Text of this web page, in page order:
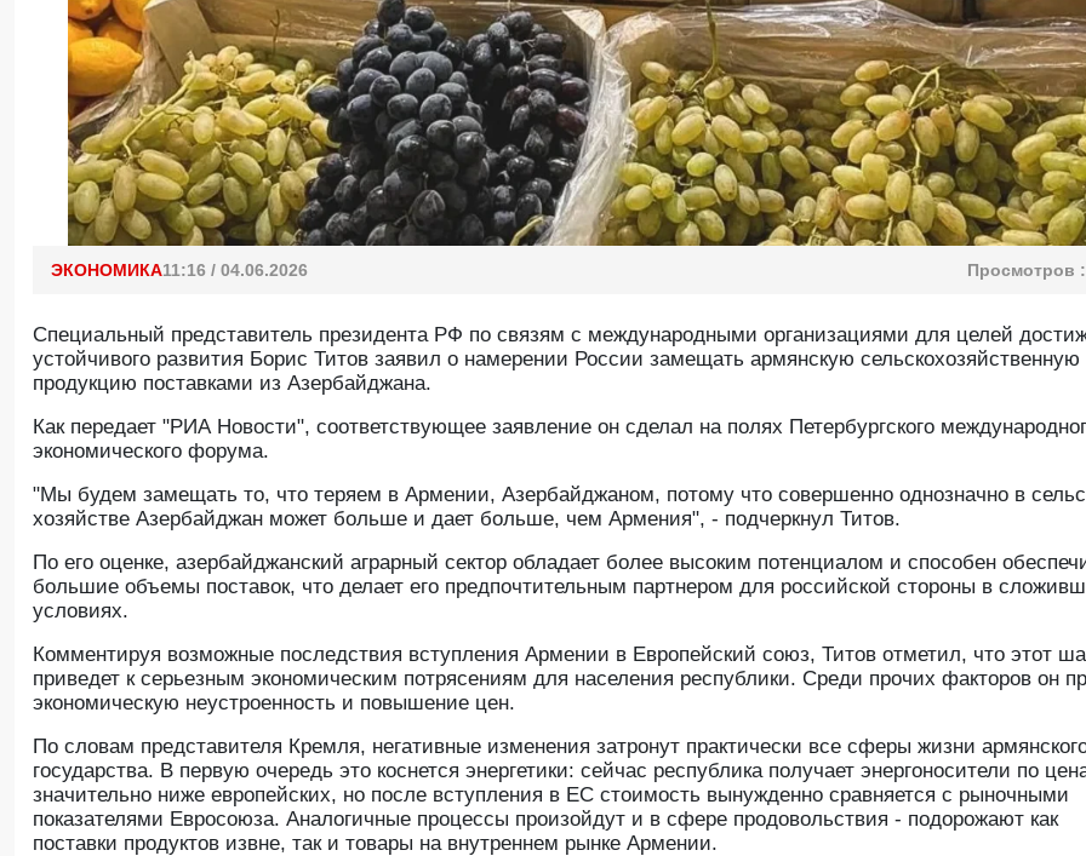
ЭКОНОМИКА11:16 / 04.06.2026 Просмотров :
Специальный представитель президента РФ по связям с международными организациями для целей
устойчивого развития Борис Титов заявил о намерении России замещать армянскую сельскохозяйственную
продукцию поставками из Азербайджана.
Как передает "РИА Новости", соответствующее заявление он сделал на полях Петербургского
экономического форума.
"Мы будем замещать то, что теряем в Армении, Азербайджаном, потому что совершенно однозначно в
хозяйстве Азербайджан может больше и дает больше, чем Армения", - подчеркнул Титов.
По его оценке, азербайджанский аграрный сектор обладает более высоким потенциалом и способен
большие объемы поставок, что делает его предпочтительным партнером для российской стороны в
условиях.
Комментируя возможные последствия вступления Армении в Европейский союз, Титов отметил, что этот
приведет к серьезным экономическим потрясениям для населения республики. Среди прочих факторов он
экономическую неустроенность и повышение цен.
По словам представителя Кремля, негативные изменения затронут практически все сферы жизни
государства. В первую очередь это коснется энергетики: сейчас республика получает энергоносители по
значительно ниже европейских, но после вступления в ЕС стоимость вынужденно сравняется с рыночными
показателями Евросоюза. Аналогичные процессы произойдут и в сфере продовольствия - подорожают как
поставки продуктов извне, так и товары на внутреннем рынке Армении.